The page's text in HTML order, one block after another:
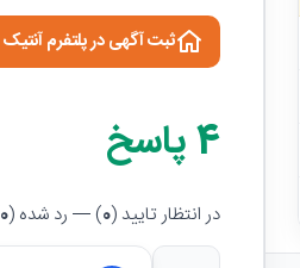
ثبت آگهی در پلتفرم آنتیک
4پاسخ
در انتظار تایید (0) — رد شده (0